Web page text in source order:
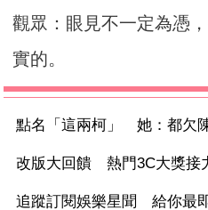
觀眾：眼見不一定為憑
實的。
點名「這兩柯」 她：都欠
改版大回饋 熱門3C大獎接
追蹤訂閱娛樂星聞 給你最